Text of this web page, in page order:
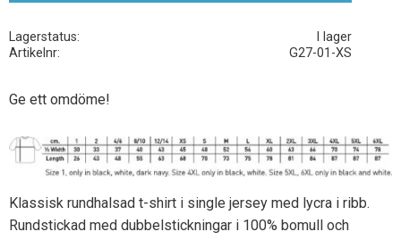
Lagerstatus
I lager
Artikelnr
G27-01-XS
Ge ett omdöme!
Klassisk rundhalsad t-shirt i single jersey med lycra i ribb.
Rundstickad med dubbelstickningar i 100% bomull och